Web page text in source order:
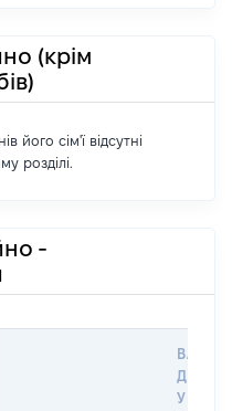
(крім
його сім'ї відсутні
розділі.
-
ДАТУ
У